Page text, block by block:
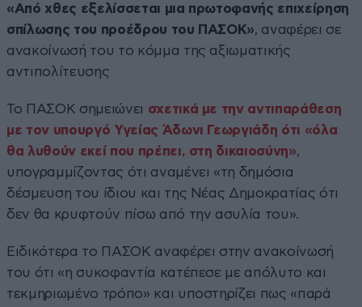
«Από χθες εξελίσσεται μια πρωτοφανής επιχείρηση
σπίλωσης του προέδρου του ΠΑΣΟΚ», αναφέρει σε
ανακοίνωσή του το κόμμα της αξιωματικής
αντιπολίτευσης
Το ΠΑΣΟΚ σημειώνει σχετικά με την αντιπαράθεση
με τον υπουργό Υγείας Άδωνι Γεωργιάδη ότι «όλα
θα λυθούν εκεί που πρέπει, στη δικαιοσύνη»,
υπογραμμίζοντας ότι αναμένει «τη δημόσια
δέσμευση του ίδιου και της Νέας Δημοκρατίας ότι
δεν θα κρυφτούν πίσω από την ασυλία του».
Ειδικότερα το ΠΑΣΟΚ αναφέρει στην ανακοίνωσή
του ότι «η συκοφαντία κατέπεσε με απόλυτο και
τεκμηριωμένο τρόπο» και υποστηρίζει πως «παρά